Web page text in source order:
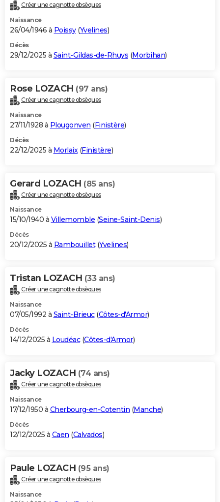
Créer une cagnotte obsèques
Naissance
26/04/1946 à Poissy(Yvelines)
Décès
29/12/2025 à Saint-Gildas-de-Rhuys (Morbihan)
Rose LOZACH (97 ans)
Créer une cagnotte obsèques
Naissance
27/11/1928 à Plougonven (Finistère)
Décès
22/12/2025 à Morlaix (Finistère)
Gerard LOZACH (85 ans)
Créer une cagnotte obsèques
Naissance
15/10/1940 à Villemomble (Seine-Saint-Denis)
Décès
20/12/2025 à Rambouillet(Yvelines)
Tristan LOZACH (33 ans)
Créer une cagnotte obsèques
Naissance
07/05/1992 à Saint-Brieuc(Côtes-d'Armor)
Décès
14/12/2025 à Loudéac(Côtes-d'Armor)
Jacky LOZACH (74 ans)
Créer une cagnotte obsèques
Naissance
17/12/1950 à Cherbourg-en-Cotentin (Manche)
Décès
12/12/2025 à Caen (Calvados)
Paule LOZACH (95 ans)
Créer une cagnotte obsèques
Naissance